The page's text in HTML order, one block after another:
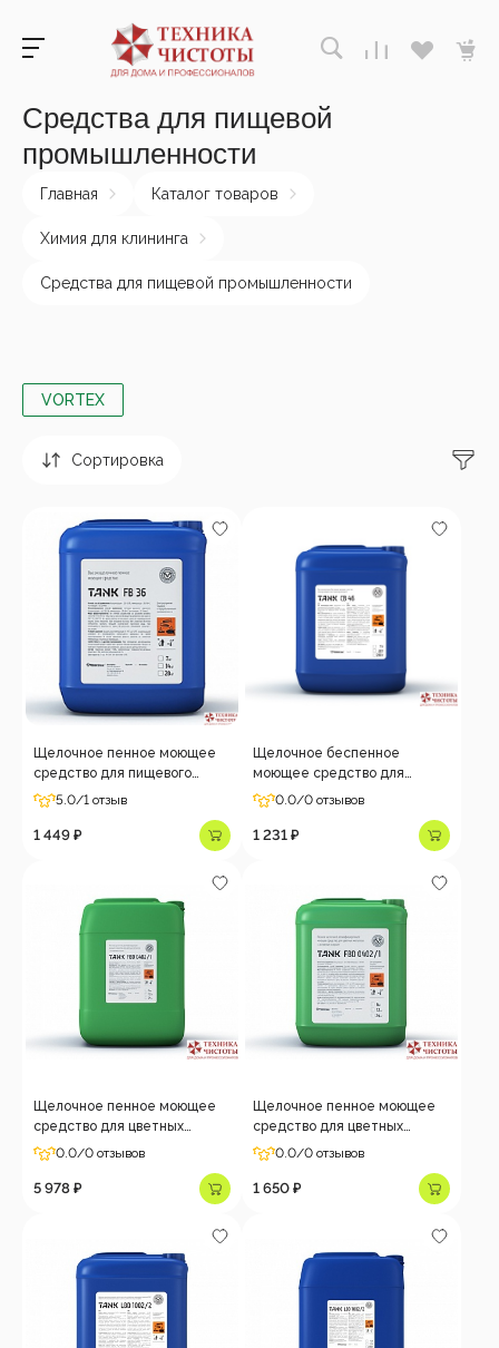
Средства для пищевой
промышленности
Главная Каталог товаров
Химия для клининга
Средства для пищевой промышленности
VORTEX
Сортировка
Щелочное пенное моющее
средство для пищевого
оборудования и инвентаря
TANK FB36,7кг
5.0/1 отзыв
1 449 ₽
Щелочное беспенное
моющее средство для
пищевого оборудования и
инвентаря TANK CB46,7кг
0.0/0 отзывов
1 231 ₽
Щелочное пенное моющее
средство для цветных
металлов Tank FBD 0402/1,
0.0/0 отзывов
5 978 ₽
Щелочное пенное моющее
средство для цветных
металлов Tank FBD 0402/1, 5
0.0/0 отзывов
1 650 ₽